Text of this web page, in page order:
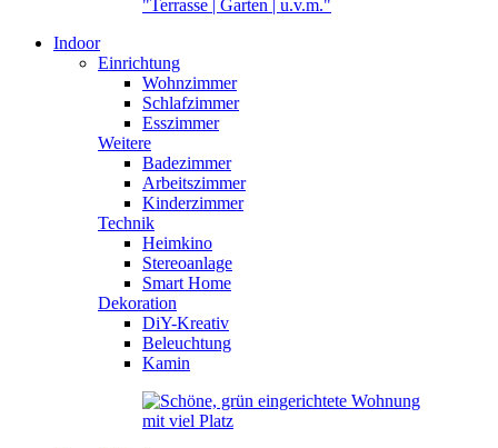
Indoor
Einrichtung
Wohnzimmer
Schlafzimmer
Esszimmer
Weitere
Badezimmer
Arbeitszimmer
Kinderzimmer
Technik
Heimkino
Stereoanlage
Smart Home
Dekoration
DiY-Kreativ
Beleuchtung
Kamin